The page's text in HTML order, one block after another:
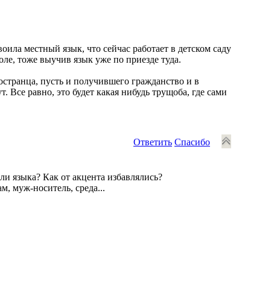
местный язык, что сейчас работает в детском саду
тоже выучив язык уже по приезде туда.
пусть и получившего гражданство и в
равно, это будет какая нибудь трущоба, где сами
Ответить Спасибо
языка? Как от акцента избавлялись?
муж-носитель, среда...